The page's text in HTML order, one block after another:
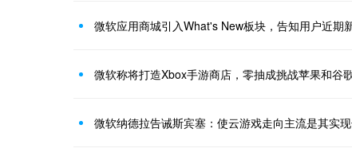
微软应用商城引入What's New板块，告知用户近期
微软称将打造Xbox手游商店，零抽成挑战苹果和谷
微软纳德拉告诫斯宾塞：使云游戏走向主流是其实